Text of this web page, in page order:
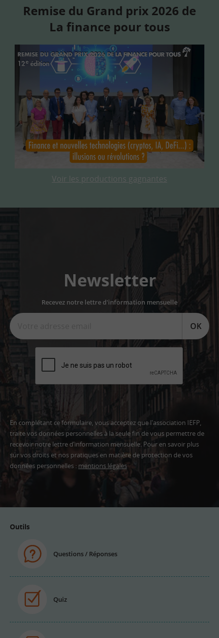
Remise du Grand prix 2026 de
La finance pour tous
Voir les productions gagnantes
Newsletter
Recevez notre lettre d'information mensuelle
OK
En complétant ce formulaire, vous acceptez que l'association IEFP,
traite vos données personnelles à la seule fin de vous permettre de
recevoir notre lettre d’information mensuelle. Pour en savoir plus
sur vos droits et nos pratiques en matière de protection de vos
données personnelles : mentions légales
Outils
Questions / Réponses
Quiz